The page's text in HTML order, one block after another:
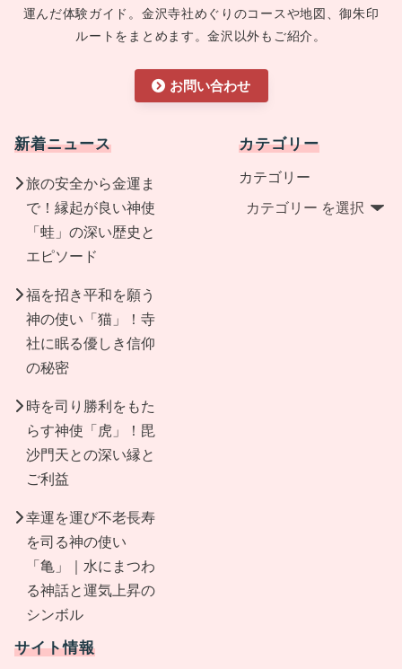
運んだ体験ガイド。金沢寺社めぐりのコースや地図、御朱印
ルートをまとめます。金沢以外もご紹介。
お問い合わせ
新着ニュース
旅の安全から金運ま
で！縁起が良い神使
「蛙」の深い歴史と
エピソード
福を招き平和を願う
神の使い「猫」！寺
社に眠る優しき信仰
の秘密
時を司り勝利をもた
らす神使「虎」！毘
沙門天との深い縁と
ご利益
幸運を運び不老長寿
を司る神の使い
「亀」｜水にまつわ
る神話と運気上昇の
シンボル
カテゴリー
カテゴリー
サイト情報